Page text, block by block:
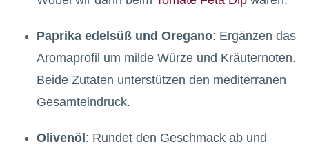
Paprika edelsüß und Oregano: Ergänzen das
Aromaprofil um milde Würze und Kräuternoten.
Beide Zutaten unterstützen den mediterranen
Gesamteindruck.
Olivenöl: Rundet den Geschmack ab und